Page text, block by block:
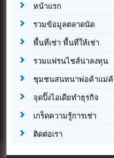
หน้าแรก
รวมข้อมูลตลาดนัด
พื้นที่เช่า พื้นที่ให้เช่า
รวมแฟรนไชส์น่าลงทุน
ชุมชนสนทนาพ่อค้าแม่ค้
จุดปิ๊งไอเดียทำธุรกิจ
เกร็ดความรู้การเช่า
ติดต่อเรา